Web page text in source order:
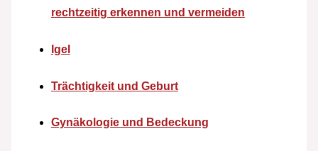
rechtzeitig erkennen und vermeiden
Igel
Trächtigkeit und Geburt
Gynäkologie und Bedeckung